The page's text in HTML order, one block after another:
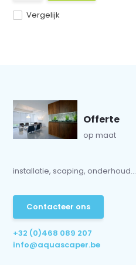
Vergelijk
Offerte
op maat
installatie, scaping, onderhoud...
Contacteer ons
+32 (0)468 089 207
info@aquascaper.be